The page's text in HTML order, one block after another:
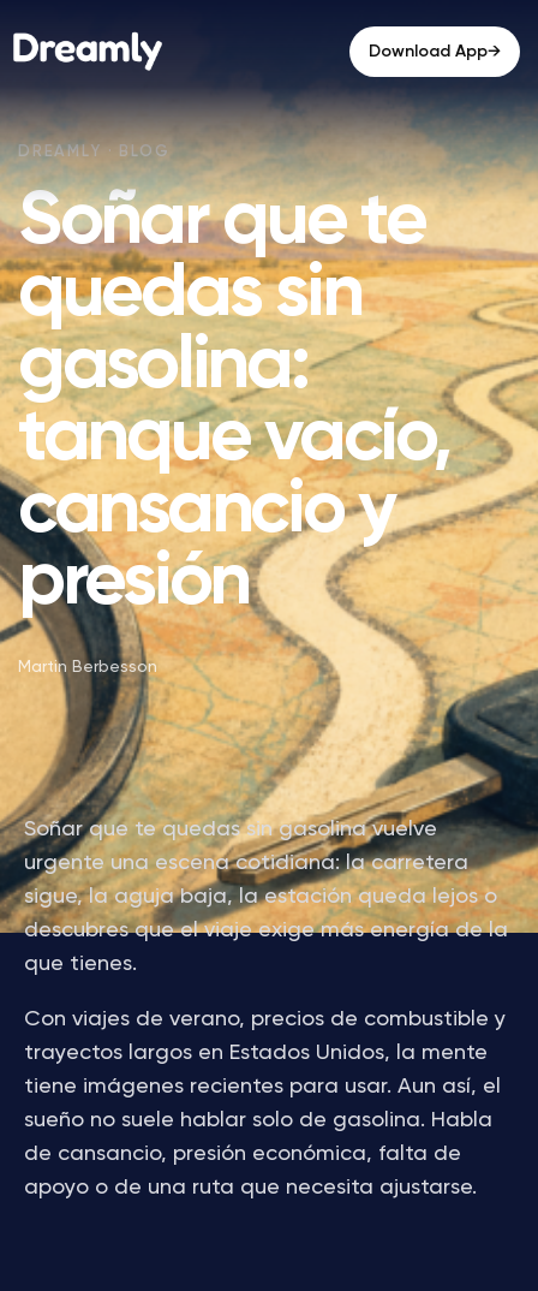
Download App→
Soñar que te
quedas sin
gasolina:
tanque vacío,
cansancio y
presión
Martin Berbesson
Soñar que te quedas sin gasolina vuelve
urgente una escena cotidiana: la carretera
sigue, la aguja baja, la estación queda lejos o
descubres que el viaje exige más energía de la
que tienes.
Con viajes de verano, precios de combustible y
trayectos largos en Estados Unidos, la mente
tiene imágenes recientes para usar. Aun así, el
sueño no suele hablar solo de gasolina. Habla
de cansancio, presión económica, falta de
apoyo o de una ruta que necesita ajustarse.